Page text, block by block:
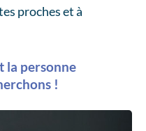
proches et à
la personne
!